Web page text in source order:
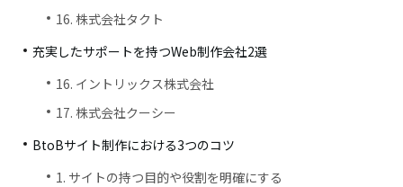
16. 株式会社タクト
充実したサポートを持つWeb制作会社2選
16. イントリックス株式会社
17. 株式会社クーシー
BtoBサイト制作における3つのコツ
1. サイトの持つ目的や役割を明確にする